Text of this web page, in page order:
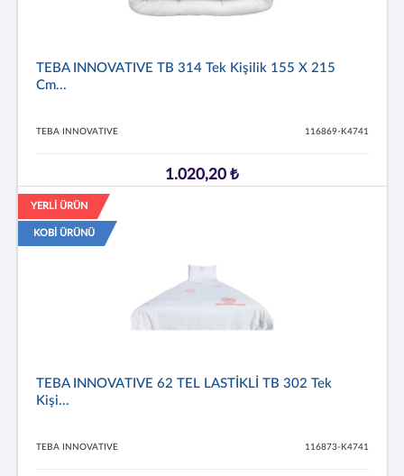
TEBA INNOVATIVE TB 314 Tek Kişilik 155 X 215
Cm...
TEBA INNOVATIVE 116869-K4741
1.020,20 ₺
YERLİ ÜRÜN
KOBİ ÜRÜNÜ
TEBA INNOVATIVE 62 TEL LASTİKLİ TB 302 Tek
Kişi...
TEBA INNOVATIVE 116873-K4741